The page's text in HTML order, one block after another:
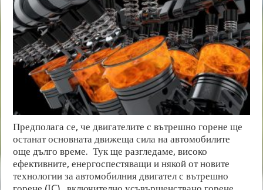
Предполага се, че двигателите с вътрешно горене ще
останат основната движеща сила на автомобилите
още дълго време. Тук ще разгледаме, високо
ефективните, енергоспестяващи и някой от новите
технологии за автомобилния двигател с вътрешно